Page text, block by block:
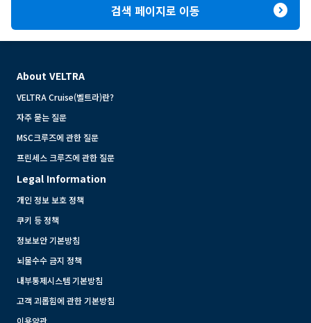
검색 페이지로 이동 expand_circle_right
About VELTRA
VELTRA Cruise(벨트라)란?
자주 묻는 질문
MSC크루즈에 관한 질문
프린세스 크루즈에 관한 질문
Legal Information
개인 정보 보호 정책
쿠키 등 정책
정보보안 기본방침
뇌물수수 금지 정책
내부통제시스템 기본방침
고객 괴롭힘에 관한 기본방침
이용약관